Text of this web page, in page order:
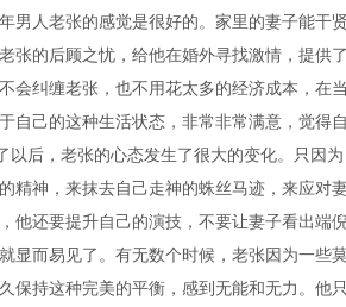
男人老张的感觉是很好的。家里的妻子能干
张的后顾之忧，给他在婚外寻找激情，提供
会纠缠老张，也不用花太多的经济成本，在
自己的这种生活状态，非常非常满意，觉得
以后，老张的心态发生了很大的变化。只因
精神，来抹去自己走神的蛛丝马迹，来应对
他还要提升自己的演技，不要让妻子看出端
显而易见了。有无数个时候，老张因为一
保持这种完美的平衡，感到无能和无力。他